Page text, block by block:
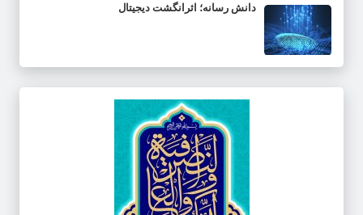
دانش رسانه؛ اثرانگشت دیجیتال